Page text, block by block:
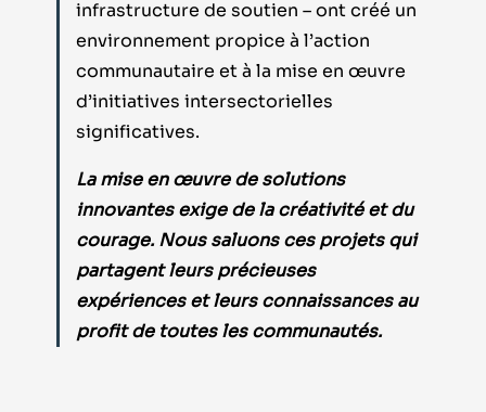
infrastructure de soutien – ont créé un
environnement propice à l’action
communautaire et à la mise en œuvre
d’initiatives intersectorielles
significatives.
La mise en œuvre de solutions
innovantes exige de la créativité et du
courage. Nous saluons ces projets qui
partagent leurs précieuses
expériences et leurs connaissances au
profit de toutes les communautés.